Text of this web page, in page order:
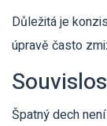
Důležitá je
úpravě často
Špatný dech